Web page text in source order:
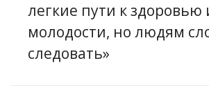
легкие пути к здоровью
молодости, но людям
следовать»